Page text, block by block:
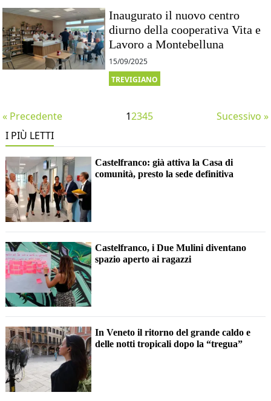
Inaugurato il nuovo centro
diurno della cooperativa Vita e
Lavoro a Montebelluna
15/09/2025
TREVIGIANO
« Precedente 12345
Sucessivo »
I PIÙ LETTI
Castelfranco: già attiva la Casa di
comunità, presto la sede definitiva
Castelfranco, i Due Mulini diventano
spazio aperto ai ragazzi
In Veneto il ritorno del grande caldo e
delle notti tropicali dopo la “tregua”